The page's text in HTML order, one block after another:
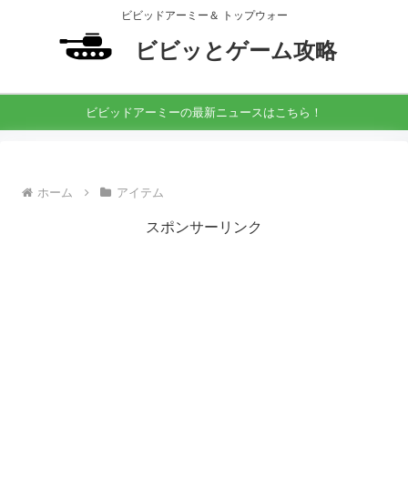
ビビッドアーミー＆ トップウォー
ビビッとゲーム攻略
ビビッドアーミーの最新ニュースはこちら！
ホーム アイテム
スポンサーリンク